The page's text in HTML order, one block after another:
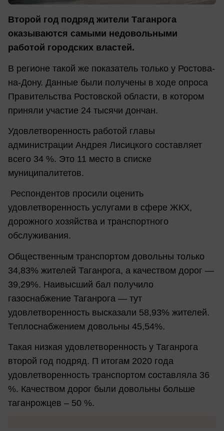
Второй год подряд жители Таганрога
оказываются самыми недовольными
работой городских властей.
В регионе такой же показатель только у Ростова-
на-Дону. Данные были получены в ходе опроса
Правительства Ростовской области, в котором
приняли участие 24 тысячи дончан.
Удовлетворенность работой главы
администрации Андрея Лисицкого составляет
всего 34 %. Это 11 место в списке
муниципалитетов.
Респондентов просили оценить
удовлетворенность услугами в сфере ЖКХ,
дорожного хозяйства и транспортного
обслуживания.
Общественным транспортом довольны только
34,83% жителей Таганрога, а качеством дорог —
39,29%. Наивысший бал получило
газоснабжение Таганрога — тут
удовлетворенность высказали 58,93% жителей.
Теплоснабжением довольны 45,54%.
Такая низкая удовлетворенность у Таганрога
второй год подряд. П итогам 2020 года
удовлетворенность транспортом составляла 36
%. Качеством дорог были довольны больше
таганрожцев – 50 %.